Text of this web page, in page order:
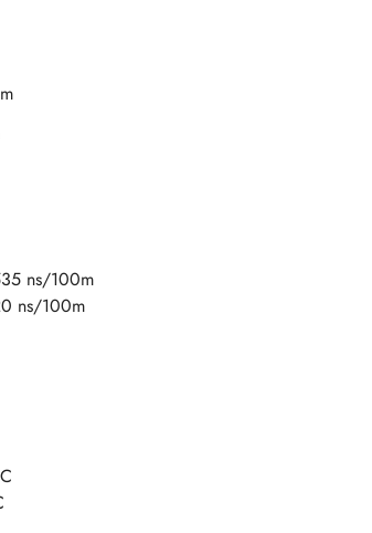
ns/100m
ns/100m
C